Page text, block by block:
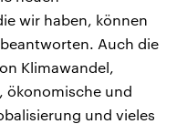
wir haben, können
Auch die
Klimawandel,
ökonomische und
und vieles